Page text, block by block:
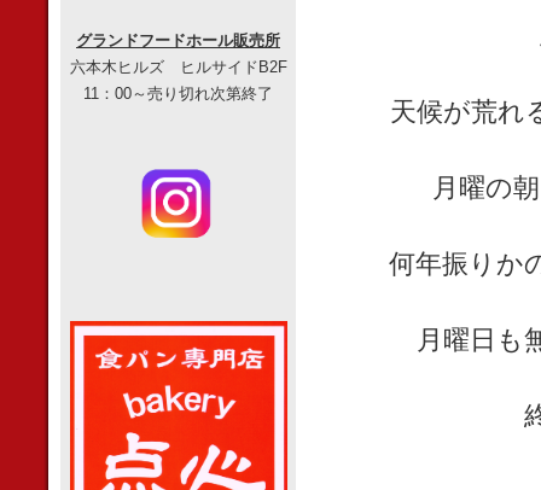
天候が荒れ
月曜の
何年振りか
月曜日も
グランドフードホール販売所
六本木ヒルズ ヒルサイドB2F
11：00～売り切れ次第終了